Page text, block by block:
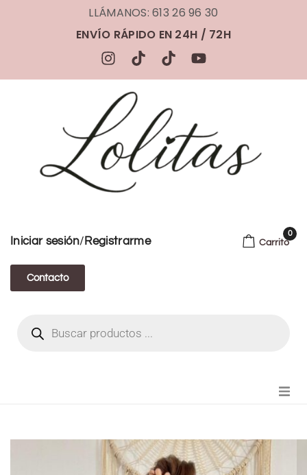
LLÁMANOS: 613 26 96 30
ENVÍO RÁPIDO EN 24H / 72H
Iniciar sesión/ Registrarme
Contacto
Carrito
0
FIANZA TIKTOK